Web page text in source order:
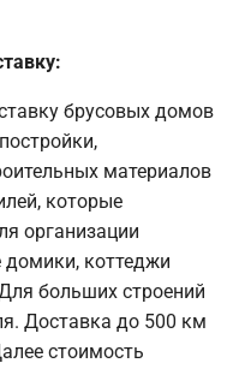
брусовых домов
материалов
которые
организации
коттеджи
больших строений
Доставка до 500 км
стоимость